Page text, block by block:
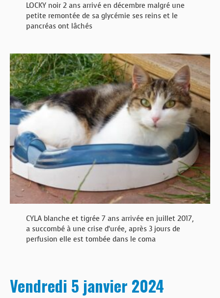
LOCKY noir 2 ans arrivé en décembre malgré une
petite remontée de sa glycémie ses reins et le
pancréas ont lâchés
CYLA blanche et tigrée 7 ans arrivée en juillet 2017,
a succombé à une crise d’urée, après 3 jours de
perfusion elle est tombée dans le coma
Vendredi 5 janvier 2024